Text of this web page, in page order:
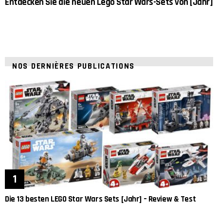
NOS DERNIÈRES PUBLICATIONS
Die 13 besten LEGO Star Wars Sets [Jahr] – Review & Test